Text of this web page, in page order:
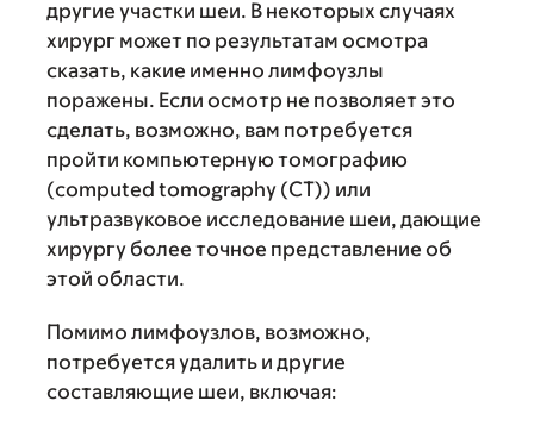
другие участки шеи. В некоторых случаях
хирург может по результатам осмотра
сказать, какие именно лимфоузлы
поражены. Если осмотр не позволяет это
сделать, возможно, вам потребуется
пройти компьютерную томографию
(computed tomography (CT)) или
ультразвуковое исследование шеи, дающие
хирургу более точное представление об
этой области.
Помимо лимфоузлов, возможно,
потребуется удалить и другие
составляющие шеи, включая: